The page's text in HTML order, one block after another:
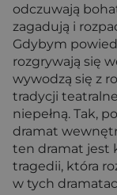
odczuwają
zagadują i
Gdybym
rozgrywają się
wywodzą się z
tradycji
niepełną. Tak,
dramat
ten dramat jest
tragedii, która
w tych